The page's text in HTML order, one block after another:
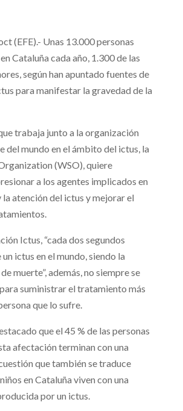
(EFE).- Unas 13.000 personas
Cataluña cada año, 1.300 de las
según han apuntado fuentes de
para manifestar la gravedad de la
trabaja junto a la organización
del mundo en el ámbito del ictus, la
(WSO), quiere
a los agentes implicados en
la atención del ictus y mejorar el
Ictus, “cada dos segundos
ictus en el mundo, siendo la
muerte”, además, no siempre se
suministrar el tratamiento más
que lo sufre.
que el 45 % de las personas
afectación terminan con una
que también se traduce
en Cataluña viven con una
por un ictus.